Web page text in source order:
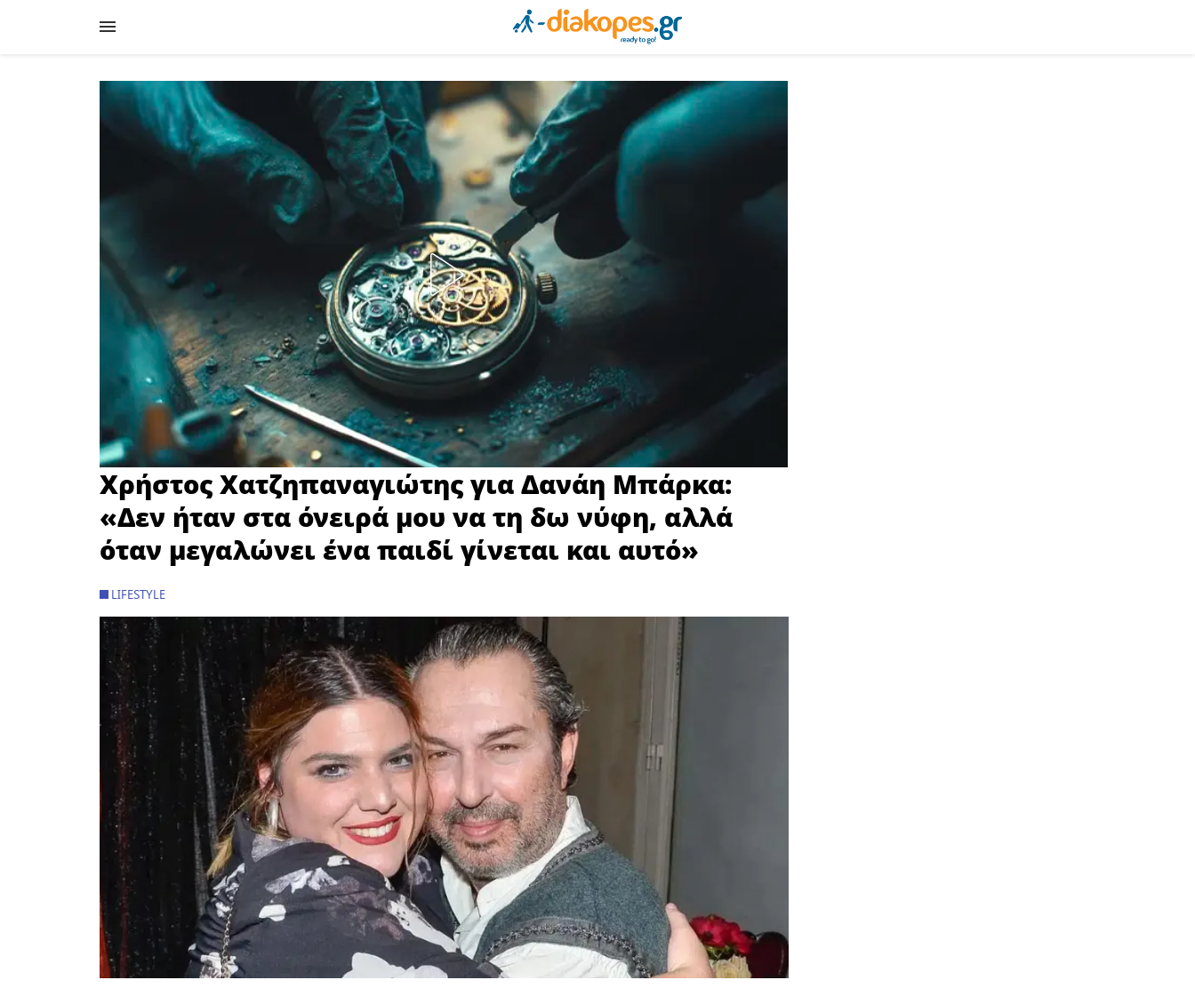
Χρήστος Χατζηπαναγιώτης για Δανάη Μπάρκα:
«Δεν ήταν στα όνειρά μου να τη δω νύφη, αλλά
όταν μεγαλώνει ένα παιδί γίνεται και αυτό»
LIFESTYLE